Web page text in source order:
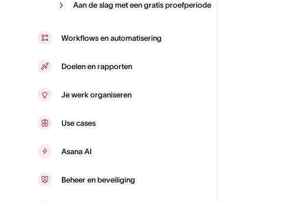
Aan de slag met een gratis proefperiode
Workflows en automatisering
Doelen en rapporten
Je werk organiseren
Use cases
Asana AI
Beheer en beveiliging